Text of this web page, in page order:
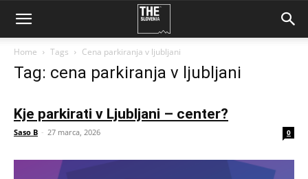
Home Tags Cena parkiranja v ljubljani
Tag: cena parkiranja v ljubljani
Kje parkirati v Ljubljani – center?
Saso B - 27 marca, 2026 0